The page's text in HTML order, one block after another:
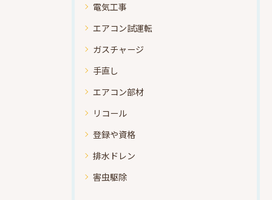
電気工事
エアコン試運転
ガスチャージ
手直し
エアコン部材
リコール
登録や資格
排水ドレン
害虫駆除